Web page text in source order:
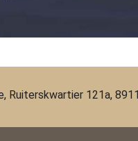
Ruiterskwartier 121a,